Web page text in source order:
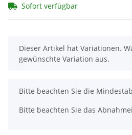
Sofort verfügbar
x
Dieser Artikel hat Variationen.
gewünschte Variation aus.
x
Bitte beachten Sie die
Bitte beachten Sie das